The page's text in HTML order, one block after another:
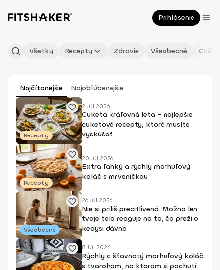
Prihlásenie
Všetky Recepty Zdravie Všeobecné
Najčítanejšie Najobľúbenejšie
Recepty
2 Júl 2026
Cuketa kráľovná leta - najlepšie
cuketové recepty, ktoré musíte
vyskúšať
Recepty
20 Júl 2026
Extra ľahký a rýchly marhuľový
koláč s mrveničkou
Všeobecné
26 Júl 2026
Nie si príliš precitlivená. Možno len
tvoje telo reaguje na to, čo prežilo
kedysi dávno
8 Júl 2024
Rýchly a šťavnatý marhuľový koláč
s tvarohom, na ktorom si pochutí